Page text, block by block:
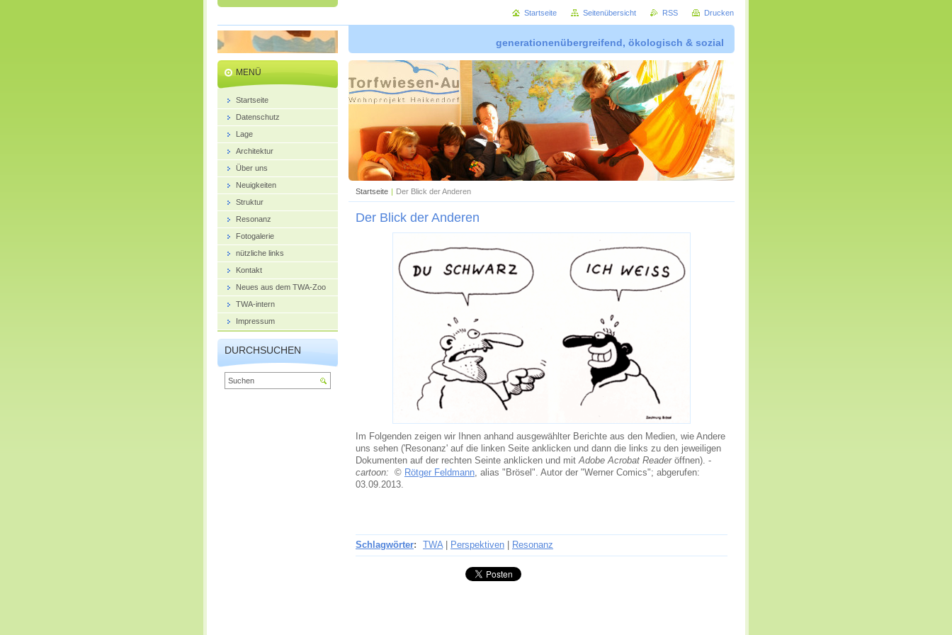
generationenübergreifend, ökologisch & sozial
Startseite | Der Blick der Anderen
Der Blick der Anderen
Im Folgenden zeigen wir Ihnen anhand ausgewählter Berichte aus den Medien, wie Andere
uns sehen ('Resonanz' auf die linken Seite anklicken und dann die links zu den jeweiligen
Dokumenten auf der rechten Seinte anklicken und mit Adobe Acrobat Readeröffnen). -
cartoon: © Rötger Feldmann , alias "Brösel". Autor der "Werner Comics"; abgerufen:
03.09.2013.
Schlagwörter: TWA | Perspektiven | Resonanz
MENÜ
Startseite
Datenschutz
Lage
Architektur
Über uns
Neuigkeiten
Struktur
Resonanz
Fotogalerie
nützliche links
Kontakt
Neues aus dem TWA-Zoo
TWA-intern
Impressum
DURCHSUCHEN
Startseite Seitenübersicht RSS Drucken